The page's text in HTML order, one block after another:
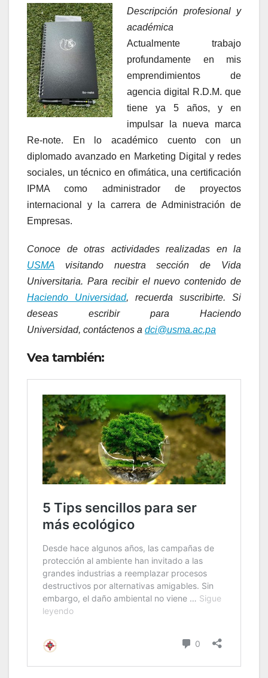
Descripción profesional y
académica
Actualmente trabajo
profundamente en mis
emprendimientos de
agencia digital R.D.M. que
tiene ya 5 años, y en
impulsar la nueva marca
Re-note. En lo académico cuento con un
diplomado avanzado en Marketing Digital y redes
sociales, un técnico en ofimática, una certificación
IPMA como administrador de proyectos
internacional y la carrera de Administración de
Empresas.
Conoce de otras actividades realizadas en la
USMA visitando nuestra sección de Vida
Universitaria. Para recibir el nuevo contenido de
Haciendo Universidad, recuerda suscribirte. Si
deseas escribir para Haciendo
Universidad, contáctenos a dci@usma.ac.pa
Vea también: